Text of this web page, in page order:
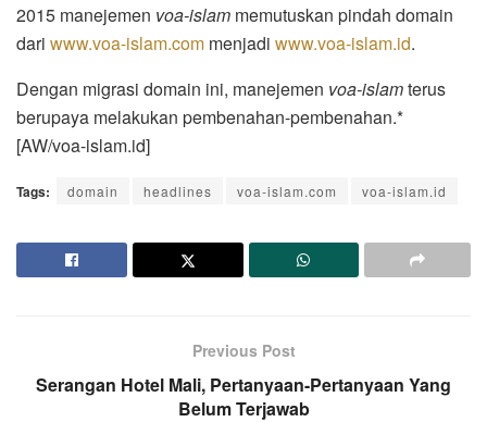
2015 manejemen voa-islam memutuskan pindah domain
dari www.voa-islam.com menjadi www.voa-islam.id.
Dengan migrasi domain ini, manejemen voa-islamterus
berupaya melakukan pembenahan-pembenahan.*
[AW/voa-islam.id]
Tags: domain headlines voa-islam.com voa-islam.id
Previous Post
Serangan Hotel Mali, Pertanyaan-Pertanyaan Yang
Belum Terjawab